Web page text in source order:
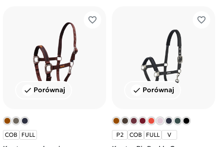
favorite_border
check Porównaj
COB FULL
favorite_border
check Porównaj
P2 COB FULL V